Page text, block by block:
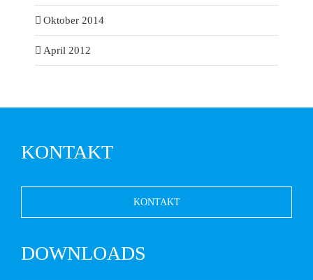
Oktober 2014
April 2012
KONTAKT
KONTAKT
DOWNLOADS